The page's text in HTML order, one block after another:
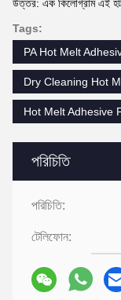
পরিচিতি
পরিচিতি:
টেলিফোন:
উত্তর: এক কিলোগ্রাম এই
Tags:
PA Hot Melt
Dry Cleaning Hot
Hot Melt Adhesive